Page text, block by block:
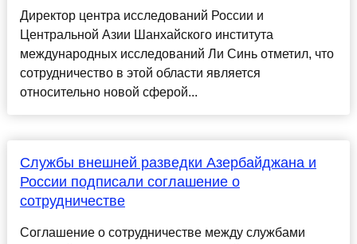
Директор центра исследований России и
Центральной Азии Шанхайского института
международных исследований Ли Синь отметил, что
сотрудничество в этой области является
относительно новой сферой...
Службы внешней разведки Азербайджана и
России подписали соглашение о
сотрудничестве
Соглашение о сотрудничестве между службами